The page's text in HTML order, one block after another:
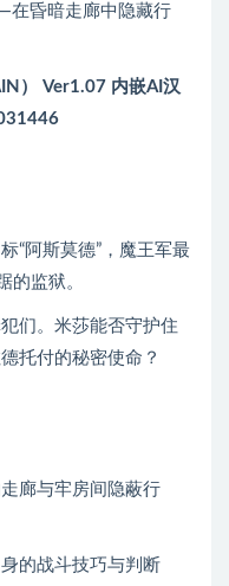
在昏暗走廊中隐藏行
） Ver1.07 内嵌AI汉
“阿斯莫德”，魔王军最
的监狱。
们。米莎能否守护住
托付的秘密使命？
廊与牢房间隐蔽行
的战斗技巧与判断